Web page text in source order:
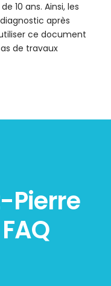
10 ans. Ainsi, les
après
ce document
de travaux
Pierre